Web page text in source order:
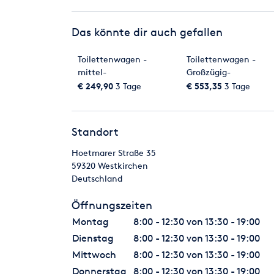
als vereinbart:
a) die Forderung des Käufers aus dem
abgetreten und zwar
verkauft wird;
b) für den Fall, dass die Vorbehaltsware vom
verkauft wird, gilt die
Abtretung der Kaufpreisforderung des
c) wird die Vorbehaltsware nach Verarbeitung,
weiterverkauft, so gilt die Abtretung nur in Höhe
d) wird die Vorbehaltsware vom Käufer zur
Forderung aus
für die
Kaufpreisforderung bestimmt ist;
e) wir sind zur Geltendmachung des
formellen Rücktritt vom
Vertrag befugt, wenn über das Vermögen des
Vergleichsverfahrens gestellt
Das könnte dir auch gefallen
Toilettenwagen -
mittel-
€ 249,90 3 Tage
Toilettenwagen -
Großzügig-
€ 553,353 Tage
Standort
Hoetmarer Straße 35
59320 Westkirchen
Deutschland
Öffnungszeiten
Montag
8:00 - 12:30 von 13:30 - 19:00
Dienstag
8:00 - 12:30 von 13:30 - 19:00
Mittwoch
8:00 - 12:30 von 13:30 - 19:00
Donnerstag
8:00 - 12:30 von 13:30 - 19:00